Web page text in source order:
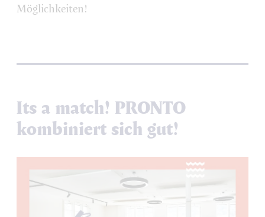
Möglichkeiten!
Its a match! PRONTO
kombiniert sich gut!